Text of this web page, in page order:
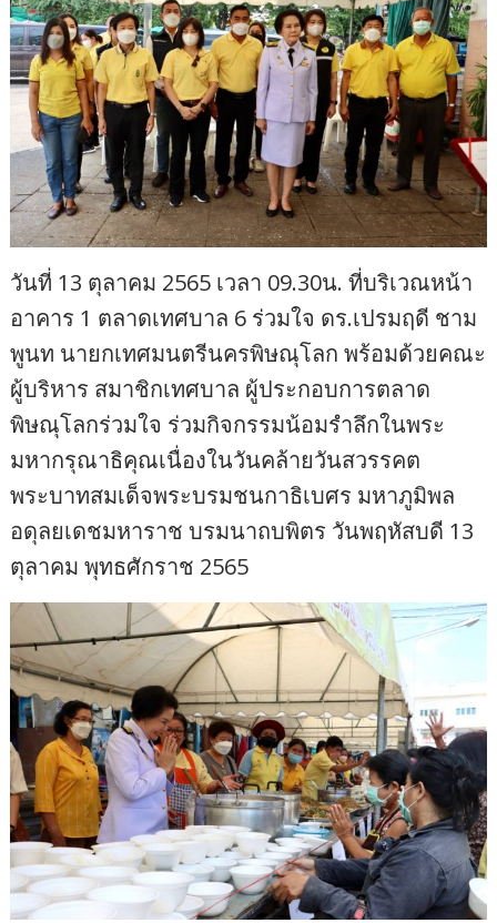
วันที่ 13 ตุลาคม 2565 เวลา 09.30น. ที่บริเวณหน้า
อาคาร 1 ตลาดเทศบาล 6 ร่วมใจ ดร.เปรมฤดี ชาม
พูนท นายกเทศมนตรีนครพิษณุโลก พร้อมด้วยคณะ
ผู้บริหาร สมาชิกเทศบาล ผู้ประกอบการตลาด
พิษณุโลกร่วมใจ ร่วมกิจกรรมน้อมรำลึกในพระ
มหากรุณาธิคุณเนื่องในวันคล้ายวันสวรรคต
พระบาทสมเด็จพระบรมชนกาธิเบศร มหาภูมิพล
อดุลยเดชมหาราช บรมนาถบพิตร วันพฤหัสบดี 13
ตุลาคม พุทธศักราช 2565